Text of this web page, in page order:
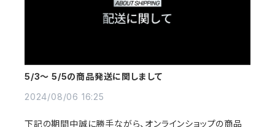
5/3〜 5/5の商品発送に関しまして
2024/08/06 16:25
下記の期間中誠に勝手ながら、オンラインショップの商品